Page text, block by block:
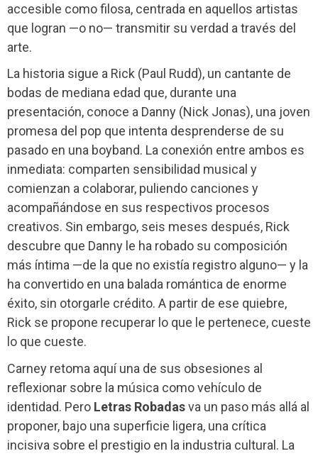
accesible como filosa, centrada en aquellos artistas
que logran —o no— transmitir su verdad a través del
arte.
La historia sigue a Rick (Paul Rudd), un cantante de
bodas de mediana edad que, durante una
presentación, conoce a Danny (Nick Jonas), una joven
promesa del pop que intenta desprenderse de su
pasado en una boyband. La conexión entre ambos es
inmediata: comparten sensibilidad musical y
comienzan a colaborar, puliendo canciones y
acompañándose en sus respectivos procesos
creativos. Sin embargo, seis meses después, Rick
descubre que Danny le ha robado su composición
más íntima —de la que no existía registro alguno— y la
ha convertido en una balada romántica de enorme
éxito, sin otorgarle crédito. A partir de ese quiebre,
Rick se propone recuperar lo que le pertenece, cueste
lo que cueste.
Carney retoma aquí una de sus obsesiones al
reflexionar sobre la música como vehículo de
identidad. Pero Letras Robadasva un paso más allá al
proponer, bajo una superficie ligera, una crítica
incisiva sobre el prestigio en la industria cultural. La